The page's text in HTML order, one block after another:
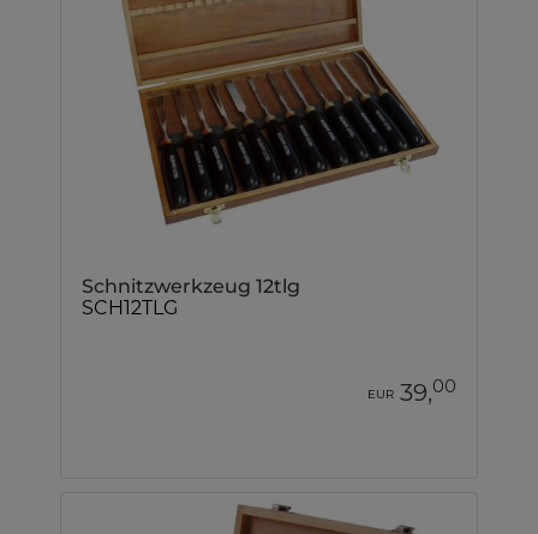
Schnitzwerkzeug 12tlg
SCH12TLG
EUR 39,00